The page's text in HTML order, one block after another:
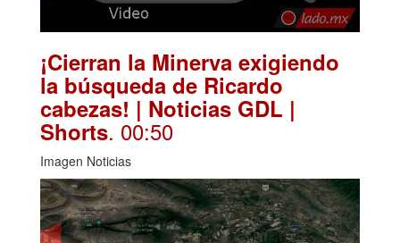
¡Cierran la Minerva exigiendo
la búsqueda de Ricardo
cabezas! | Noticias GDL |
Shorts. 00:50
Imagen Noticias